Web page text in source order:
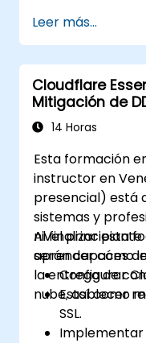
incidentes
daños.
Realizar
evaluar el
Cumplir con
regulatorios
Recuperarse
fortalecer la
Leer más...
Cloudflare
Mitigación de
14 Horas
Esta formación
instructor en
presencial) está
sistemas y
nivel
aprender cómo
la entrega de
nube, así como
Al finalizar esta
serán capaces
Configurar
Establecer
SSL.